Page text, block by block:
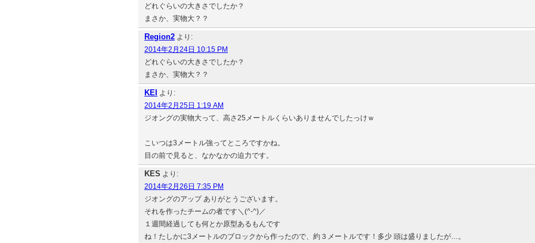
どれぐらいの大きさでしたか？
まさか、実物大？？
Region2 より:
2014年2月24日 10:15 PM
どれぐらいの大きさでしたか？
まさか、実物大？？
KEI より:
2014年2月25日 1:19 AM
ジオングの実物大って、高さ25メートルくらいありませんでしたっけｗ
こいつは3メートル強ってところですかね。
目の前で見ると、なかなかの迫力です。
KES より:
2014年2月26日 7:35 PM
ジオングのアップ ありがとうございます。
それを作ったチームの者です＼(^-^)／
１週間経過しても何とか原型あるもんです
ね！たしかに3メートルのブロックから作ったので、約３メートルです！多少 頭は盛りましたが…。